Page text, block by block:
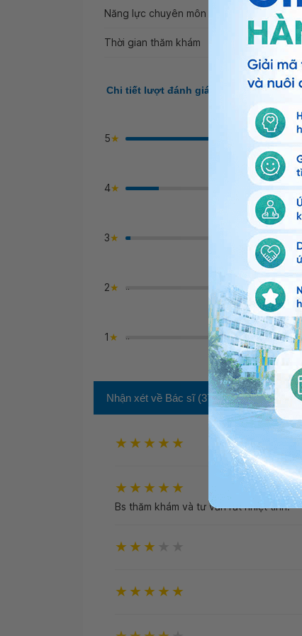
Năng lực chuyên môn
Thời gian thăm khám
Chi tiết lượt đánh giá
5
4 >
3 >
2 ">
1 ">
Nhận xét về Bác sĩ (37)
Bs thăm khám và tư vấn rất nhiệt tình.